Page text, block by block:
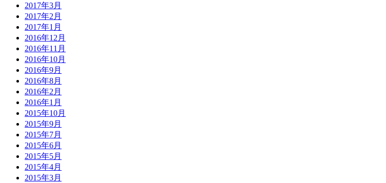
2017年3月
2017年2月
2017年1月
2016年12月
2016年11月
2016年10月
2016年9月
2016年8月
2016年2月
2016年1月
2015年10月
2015年9月
2015年7月
2015年6月
2015年5月
2015年4月
2015年3月